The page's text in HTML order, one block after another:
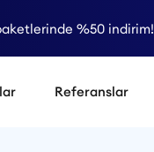
%50 indirim!
Referanslar